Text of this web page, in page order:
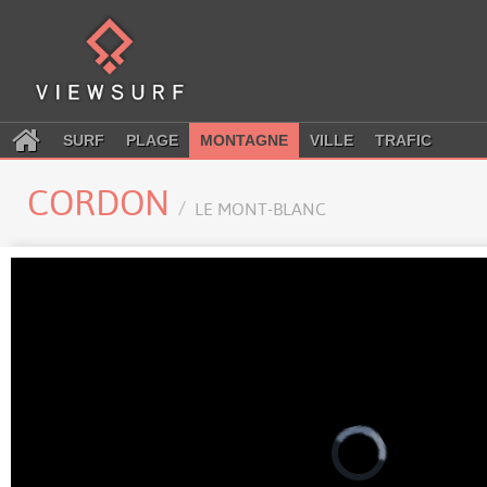
SURF PLAGE MONTAGNE VILLE TRAFIC
CORDON LE MONT-BLANC